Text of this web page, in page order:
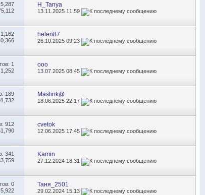
5,287
H_Tanya
13.11.2025 11:59
1,162
helen87
26.10.202509:23
1
ooo
13.07.202508:45
189
Maslink@
18.06.202522:17
912
cvetok
12.06.2025 17:45
341
Kamin
27.12.2024 18:31
0
Таня_2501
29.02.2024 15:13